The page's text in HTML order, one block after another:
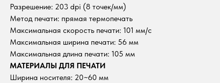
Разрешение: 203 dpi (8 точек/мм)
Метод печати: прямая термопечать
Максимальная скорость печати: 101 мм/с
Максимальная ширина печати: 56 мм
Максимальная длина печати: 105 мм
МАТЕРИАЛЫ ДЛЯ ПЕЧАТИ
Ширина носителя: 20~60 мм